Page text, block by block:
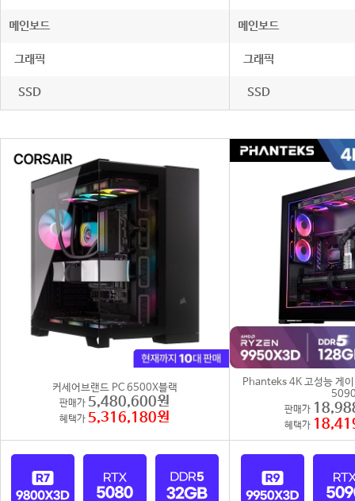
메인보드
그래픽
SSD
메인보드
그래픽
SSD
커세어브랜드 PC 6500X블랙
판매가 5,480,600원
혜택가 5,316,180원
Phanteks 4K 고성능 게
판매가
혜택가